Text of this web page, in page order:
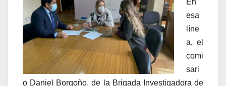
En
esa
líne
a, el
comi
sari
o Daniel Borgoño, de la Brigada Investigadora de